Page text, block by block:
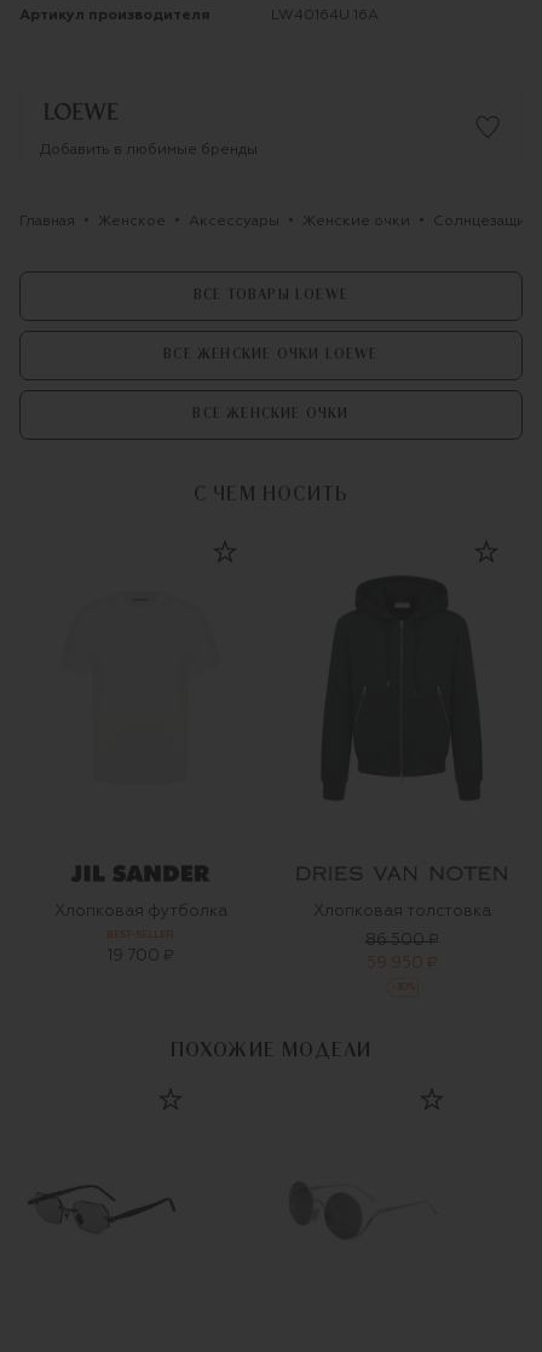
Артикул производителя LW40164U 16A
Добавить в любимые бренды
Главная Женское Аксессуары Женские очки
ВСЕ ТОВАРЫ LOEWE
ВСЕ ЖЕНСКИЕ ОЧКИ LOEWE
ВСЕ ЖЕНСКИЕ ОЧКИ
С ЧЕМ НОСИТЬ
Хлопковая футболка
BEST-SELLER
19 700 ₽
Хлопковая толстовка
86 500 ₽
59 950 ₽
%
ПОХОЖИЕ МОДЕЛИ